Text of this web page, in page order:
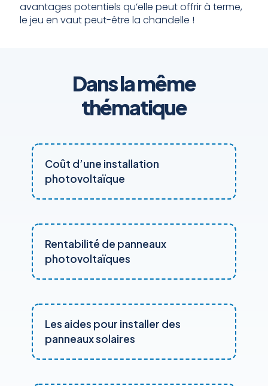
avantages potentiels qu’elle peut offrir à terme,
le jeu en vaut peut-être la chandelle !
Dans la même
thématique
Coût d’une installation
photovoltaïque
Rentabilité de panneaux
photovoltaïques
Les aides pour installer des
panneaux solaires